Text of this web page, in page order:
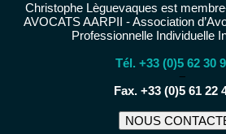
Christophe Lèguevaques est
AVOCATS AARPII - Association
Professionnelle Individuelle
Tél. +33 (0)5 62 30
−
Fax. +33 (0)5 61 22
NOUS